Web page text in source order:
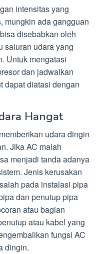
intensitas yang
mungkin ada gangguan
disebabkan oleh
saluran udara yang
Untuk mengatasi
dan jadwalkan
dapat diatasi dengan
Hangat
udara dingin
Jika AC malah
menjadi tanda adanya
Jenis kerusakan
pada instalasi pipa
dan penutup pipa
atau bagian
atau kabel yang
fungsi AC
dingin.